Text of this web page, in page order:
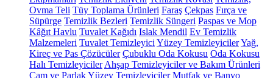
Ovma Teli Tüy Toplama Ürünleri Faraş Çekpas Fırça ve
Süpürge Temizlik Bezleri Temizlik Süngeri Paspas ve Mop
Kâğıt Havlu Tuvalet Kağıdı Islak Mendil Ev Temizlik
Malzemeleri Tuvalet Temizleyici Yüzey TemizleyicilerYağ,
Kireç ve Pas Çözücüler Çubuklu Oda Kokusu Oda Kokusu
Halı Temizleyiciler Ahşap Temizleyiciler ve Bakım Ürünleri
Cam ve Parlak Yüzey Temizleyiciler Mutfak ve Banyo